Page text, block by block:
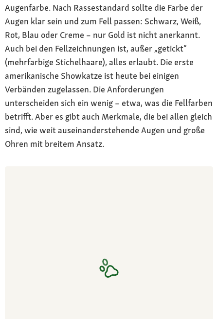
Augenfarbe. Nach Rassestandard sollte die Farbe der
Augen klar sein und zum Fell passen: Schwarz, Weiß,
Rot, Blau oder Creme – nur Gold ist nicht anerkannt.
Auch bei den Fellzeichnungen ist, außer „getickt“
(mehrfarbige Stichelhaare), alles erlaubt. Die erste
amerikanische Showkatze ist heute bei einigen
Verbänden zugelassen. Die Anforderungen
unterscheiden sich ein wenig – etwa, was die Fellfarben
betrifft. Aber es gibt auch Merkmale, die bei allen gleich
sind, wie weit auseinanderstehende Augen und große
Ohren mit breitem Ansatz.